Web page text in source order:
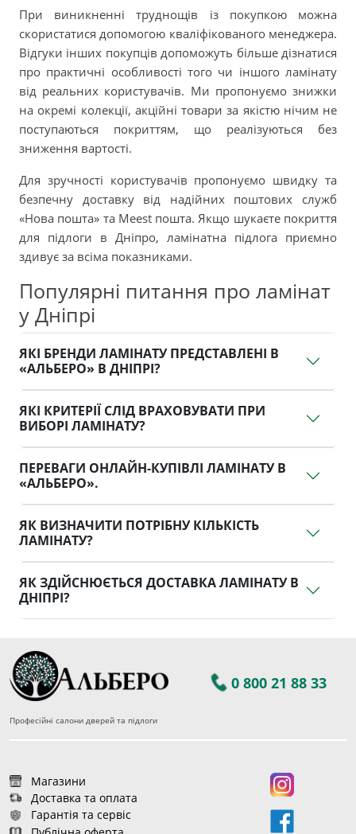
При виникненні труднощів із покупкою можна
скористатися допомогою кваліфікованого менеджера.
Відгуки інших покупців допоможуть більше дізнатися
про практичні особливості того чи іншого ламінату
від реальних користувачів. Ми пропонуємо знижки
на окремі колекції, акційні товари за якістю нічим не
поступаються покриттям, що реалізуються без
зниження вартості.
Для зручності користувачів пропонуємо швидку та
безпечну доставку від надійних поштових служб
«Нова пошта» та Meest пошта. Якщо шукаєте покриття
для підлоги в Дніпро, ламінатна підлога приємно
здивує за всіма показниками.
Популярні питання про ламінат
у Дніпрі
ЯКІ БРЕНДИ ЛАМІНАТУ ПРЕДСТАВЛЕНІ В
«АЛЬБЕРО» В ДНІПРІ?
ЯКІ КРИТЕРІЇ СЛІД ВРАХОВУВАТИ ПРИ
ВИБОРІ ЛАМІНАТУ?
ПЕРЕВАГИ ОНЛАЙН-КУПІВЛІ ЛАМІНАТУ В
«АЛЬБЕРО».
ЯК ВИЗНАЧИТИ ПОТРІБНУ КІЛЬКІСТЬ
ЛАМІНАТУ?
ЯК ЗДІЙСНЮЄТЬСЯ ДОСТАВКА ЛАМІНАТУ В
ДНІПРІ?
0 800 21 88 33
Професійні салони дверей та підлоги
Магазини
Доставка та оплата
Гарантія та сервіс